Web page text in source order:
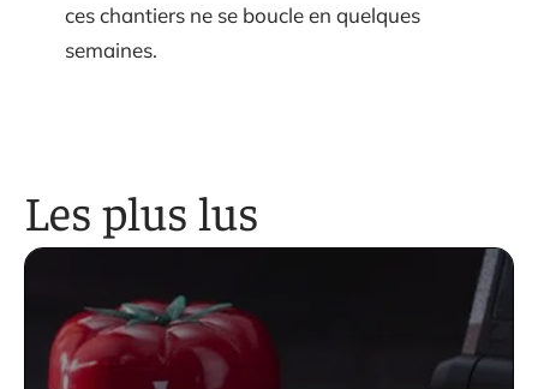
ces chantiers ne se boucle en quelques
semaines.
Les plus lus